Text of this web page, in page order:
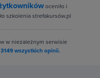
oceniło i
szkolenia strefakursów.pl
w niezależnym serwisie
3149 wszystkich opinii.